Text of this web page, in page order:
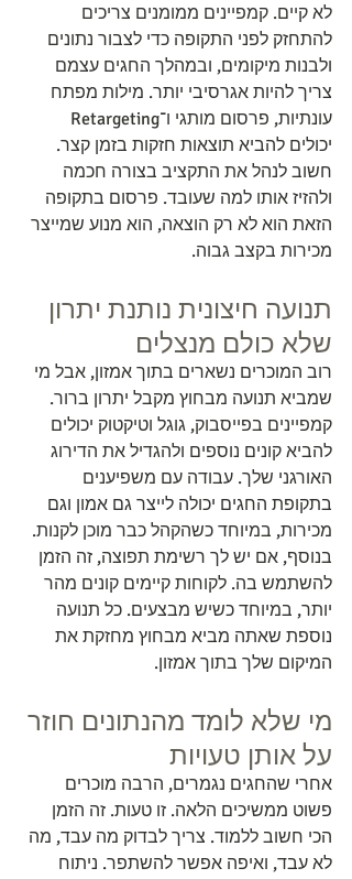
לא קיים. קמפיינים ממומנים צריכים
להתחזק לפני התקופה כדי לצבור נתונים
ולבנות מיקומים, ובמהלך החגים עצמם
צריך להיות אגרסיבי יותר. מילות מפתח
יכולים להביא תוצאות חזקות בזמן קצר.
חשוב לנהל את התקציב בצורה חכמה
ולהזיז אותו למה שעובד. פרסום בתקופה
הזאת הוא לא רק הוצאה, הוא מנוע שמייצר
מכירות בקצב גבוה.
תנועה חיצונית נותנת יתרון
שלא כולם מנצלים
רוב המוכרים נשארים בתוך אמזון, אבל מי
שמביא תנועה מבחוץ מקבל יתרון ברור.
קמפיינים בפייסבוק, גוגל וטיקטוק יכולים
להביא קונים נוספים ולהגדיל את הדירוג
האורגני שלך. עבודה עם משפיענים
בתקופת החגים יכולה לייצר גם אמון וגם
מכירות, במיוחד כשהקהל כבר מוכן לקנות.
בנוסף, אם יש לך רשימת תפוצה, זה הזמן
להשתמש בה. לקוחות קיימים קונים מהר
יותר, במיוחד כשיש מבצעים. כל תנועה
נוספת שאתה מביא מבחוץ מחזקת את
המיקום שלך בתוך אמזון.
מי שלא לומד מהנתונים חוזר
על אותן טעויות
אחרי שהחגים נגמרים, הרבה מוכרים
פשוט ממשיכים הלאה. זו טעות. זה הזמן
הכי חשוב ללמוד. צריך לבדוק מה עבד, מה
לא עבד, ואיפה אפשר להשתפר. ניתוח